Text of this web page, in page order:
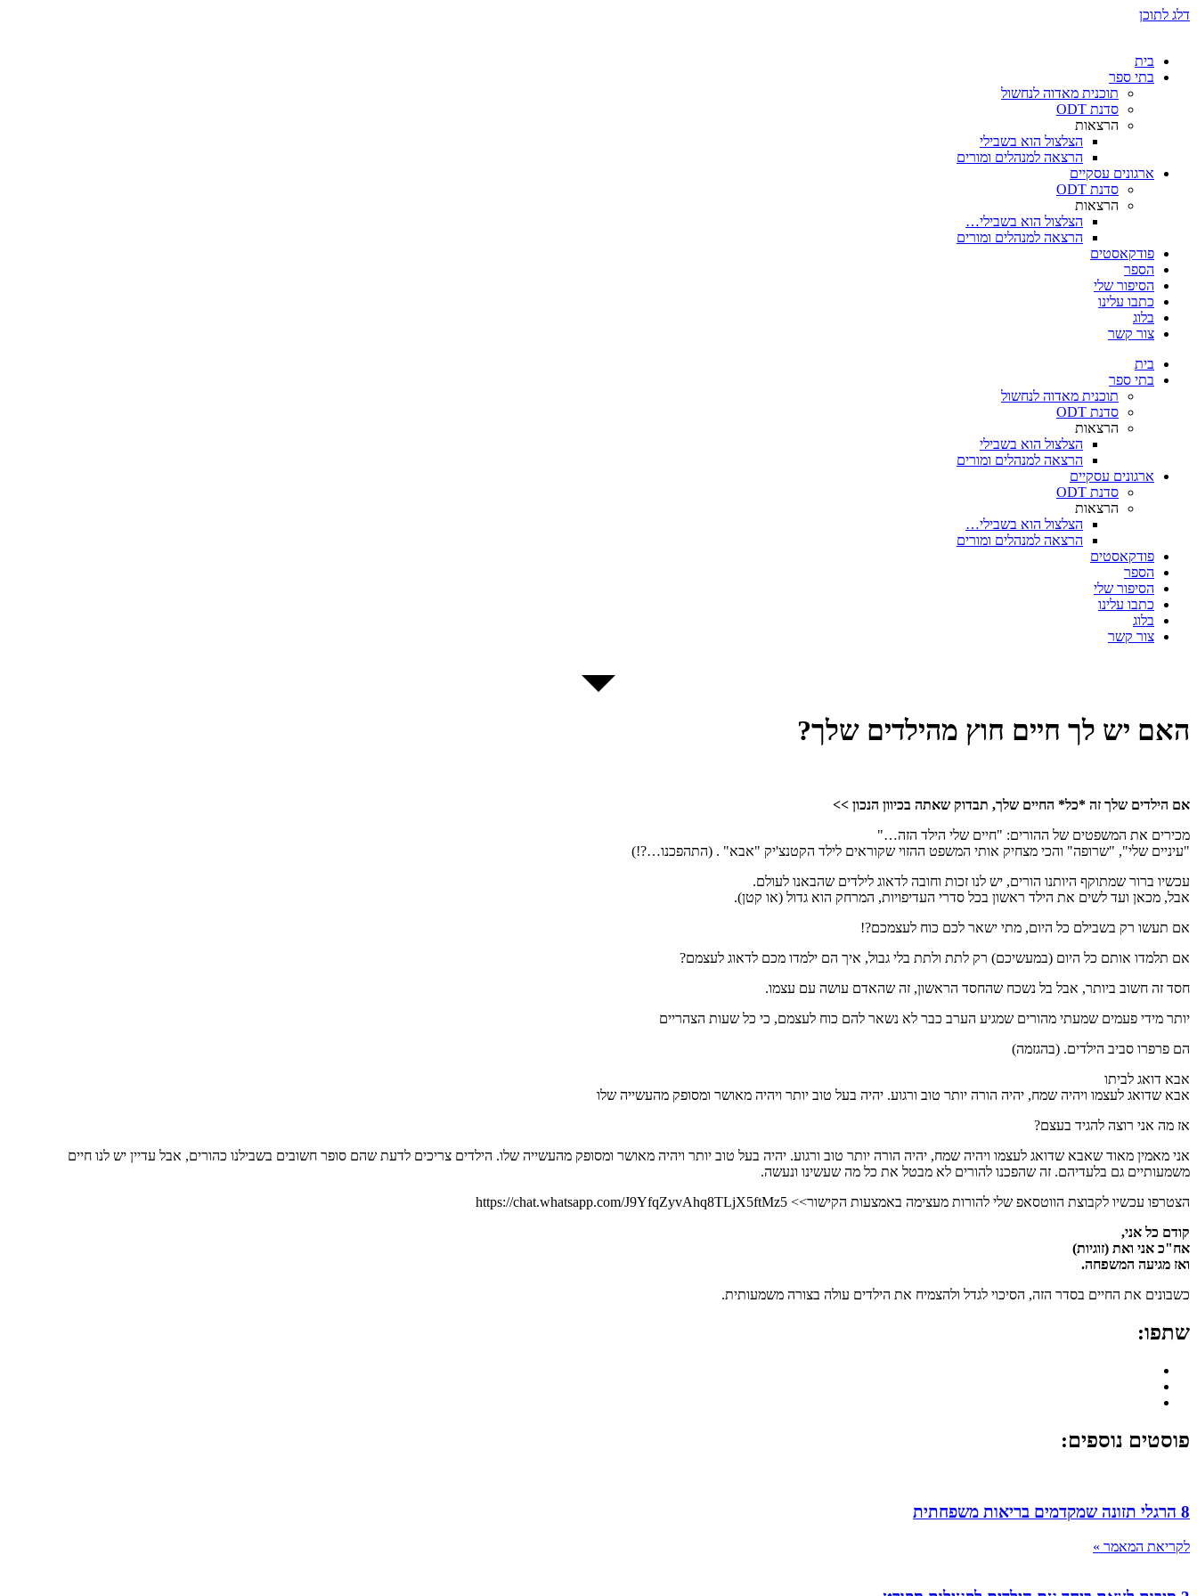
דלג לתוכן
בית
בתי ספר
תוכנית מאדוה לנחשול
סדנת ODT
הרצאות
הצלצול הוא בשבילי
הרצאה למנהלים ומורים
ארגונים עסקיים
סדנת ODT
הרצאות
הצלצול הוא בשבילי…
הרצאה למנהלים ומורים
פודקאסטים
הספר
הסיפור שלי
כתבו עלינו
בלוג
צור קשר
בית
בתי ספר
תוכנית מאדוה לנחשול
סדנת ODT
הרצאות
הצלצול הוא בשבילי
הרצאה למנהלים ומורים
ארגונים עסקיים
סדנת ODT
הרצאות
הצלצול הוא בשבילי…
הרצאה למנהלים ומורים
פודקאסטים
הספר
הסיפור שלי
כתבו עלינו
בלוג
צור קשר
האם יש לך חיים חוץ מהילדים שלך?
אם הילדים שלך זה *כל* החיים שלך, תבדוק שאתה בכיוון הנכון >>
מכירים את המשפטים של ההורים: "חיים שלי הילד הזה…"
"עיניים שלי", "שרופה" והכי מצחיק אותי המשפט ההזוי שקוראים לילד הקטנצ'יק "אבא" . (התהפכנו…?!)
עכשיו ברור שמתוקף היותנו הורים, יש לנו זכות וחובה לדאוג לילדים שהבאנו לעולם.
אבל, מכאן ועד לשים את הילד ראשון בכל סדרי העדיפויות, המרחק הוא גדול (או קטן).
אם תעשו רק בשבילם כל היום, מתי ישאר לכם כוח לעצמכם?!
אם תלמדו אותם כל היום (במעשיכם) רק לתת ולתת בלי גבול, איך הם ילמדו מכם לדאוג לעצמם?
חסד זה חשוב ביותר, אבל בל נשכח שהחסד הראשון, זה שהאדם עושה עם עצמו.
יותר מידי פעמים שמעתי מהורים שמגיע הערב כבר לא נשאר להם כוח לעצמם, כי כל שעות הצהריים
הם פרפרו סביב הילדים. (בהגזמה)
אבא דואג לביתו
אבא שדואג לעצמו ויהיה שמח, יהיה הורה יותר טוב ורגוע. יהיה בעל טוב יותר ויהיה מאושר ומסופק מהעשייה שלו
אז מה אני רוצה להגיד בעצם?
אני מאמין מאוד שאבא שדואג לעצמו ויהיה שמח, יהיה הורה יותר טוב ורגוע. יהיה בעל טוב יותר ויהיה מאושר ומסופק מהעשייה שלו. הילדים צריכים לדעת שהם סופר חשובים בשבילנו כהורים, אבל עדיין יש לנו חיים
משמעותיים גם בלעדיהם. זה שהפכנו להורים לא מבטל את כל מה שעשינו ונעשה.
הצטרפו עכשיו לקבוצת הווטסאפ שלי להורות מעצימה באמצעות הקישור>> https://chat.whatsapp.com/J9YfqZyvAhq8TLjX5ftMz5
קודם כל אני,
אח"כ אני ואת (זוגיות)
ואז מגיעה המשפחה.
כשבונים את החיים בסדר הזה, הסיכוי לגדל ולהצמיח את הילדים עולה בצורה משמעותית.
שתפו:
פוסטים נוספים:
8 הרגלי תזונה שמקדמים בריאות משפחתית
לקריאת המאמר »